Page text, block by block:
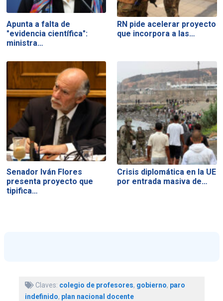
Apunta a falta de
"evidencia científica":
ministra…
RN pide acelerar proyecto
que incorpora a las…
Senador Iván Flores
presenta proyecto que
tipifica…
Crisis diplomática en la UE
por entrada masiva de…
Claves: colegio de profesores, gobierno, paro
indefinido, plan nacional docente